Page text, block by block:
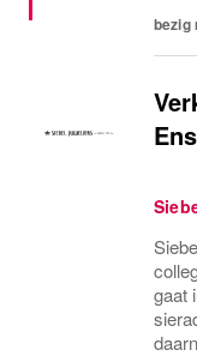
bezig
gaat